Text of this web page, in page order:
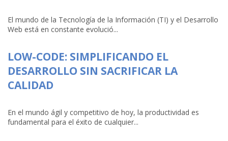
El mundo de la Tecnología de la Información (TI) y el Desarrollo
Web está en constante evolució...
LOW-CODE: SIMPLIFICANDO EL
DESARROLLO SIN SACRIFICAR LA
CALIDAD
En el mundo ágil y competitivo de hoy, la productividad es
fundamental para el éxito de cualquier...